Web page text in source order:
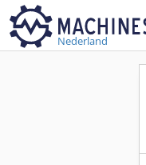
Nederland